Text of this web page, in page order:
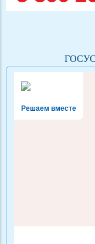
Решаем вместе